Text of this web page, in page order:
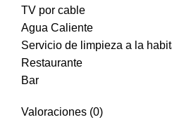
TV por cable
Agua Caliente
Servicio de limpieza a la
Restaurante
Bar
Valoraciones (0)